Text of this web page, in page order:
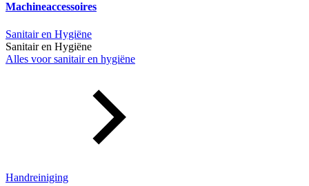
Machineaccessoires
Sanitair en Hygiëne
Sanitair en Hygiëne
Alles voor sanitair en hygiëne
Handreiniging